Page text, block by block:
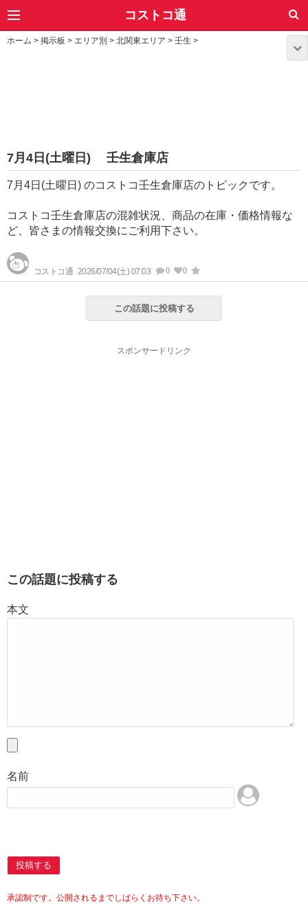
コストコ通
ホーム > 掲示板 > エリア別 > 北関東エリア > 壬生 >
7月4日(土曜日) 壬生倉庫店
7月4日(土曜日) のコストコ壬生倉庫店のトピックです。
コストコ壬生倉庫店の混雑状況、商品の在庫・価格情報な
ど、皆さまの情報交換にご利用下さい。
コストコ通 2026/07/04(土) 07:03 0 0
この話題に投稿する
スポンサードリンク
この話題に投稿する
本文
名前
投稿する
承認制です。公開されるまでしばらくお待ち下さい。